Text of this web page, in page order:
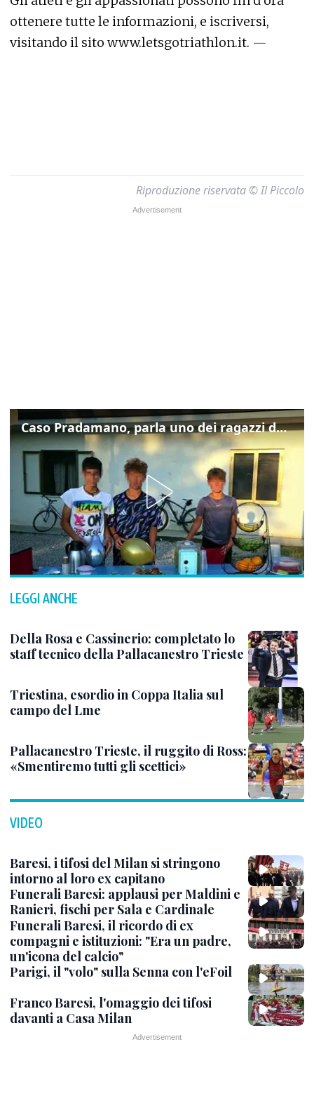
ottenere tutte le informazioni, e iscriversi,
visitando il sito www.letsgotriathlon.it. —
Riproduzione riservata © Il Piccolo
Caso Pradamano, parla uno dei ragazzi denunciati per la limonata: "Volevo anche aiutare i miei"
LEGGI ANCHE
Della Rosa e Cassinerio: completato lo
staff tecnico della Pallacanestro Trieste
Triestina, esordio in Coppa Italia sul
campo del Lme
Pallacanestro Trieste, il ruggito di Ross:
«Smentiremo tutti gli scettici»
VIDEO
Baresi, i tifosi del Milan si stringono
intorno al loro ex capitano
Funerali Baresi: applausi per Maldini e
Ranieri, fischi per Sala e Cardinale
Funerali Baresi, il ricordo di ex
compagni e istituzioni: "Era un padre,
un'icona del calcio"
Parigi, il "volo" sulla Senna con l'eFoil
Franco Baresi, l'omaggio dei tifosi
davanti a Casa Milan